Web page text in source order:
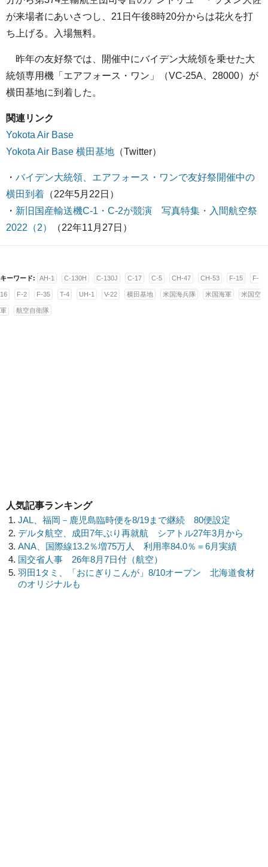
が来場者にあいさつし、21日午後8時20分からは花火を打
ち上げる。入場無料。
昨年の友好祭では、開催中にバイデン大統領を乗せた大
統領専用機「エアフォース・ワン」（VC-25A、28000）が
横田基地に到着した。
関連リンク
Yokota Air Base
Yokota Air Base 横田基地 （Twitter）
・ バイデン大統領、エアフォース・ワンで友好祭開催中の
横田到着 （22年5月22日）
・ 新旧国産輸送機C-1・C-2が競演 写真特集・入間航空祭
2022（2）
（22年11月27日）
キーワード: AH-1 C-130H C-130J C-17 C-5 CH-47 CH-53 F-15 F-
16 F-2 F-35 T-4 UH-1 V-22 横田基地 米国海兵隊 米国海軍 米国空
軍 航空自衛隊
人気記事ランキング
JAL、福岡－鹿児島臨時便を8/19まで継続 80便設定
デルタ航空、成田7年ぶり再就航 シアトル27年3月から
ANA、国際線13.2％増75万人 利用率84.0％＝6月実績
国交省人事 26年8月7日付（航空）
羽田1タミ、「おにぎりこんが」8/10オープン 北海道食材
のオリジナルも